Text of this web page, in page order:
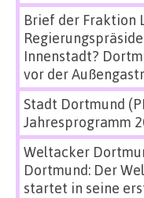
Brief der Fraktion
Innenstadt?
vor der
Stadt Dortmund
Jahresprogramm
Weltacker
Dortmund: Der
startet in seine